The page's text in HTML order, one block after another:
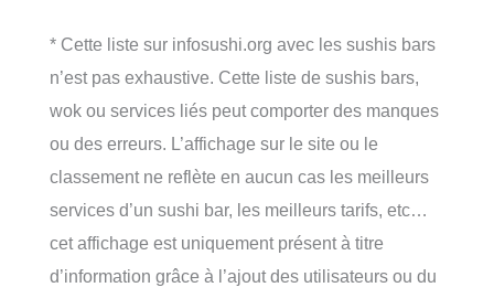
* Cette liste sur infosushi.org avec les sushis bars
n’est pas exhaustive. Cette liste de sushis bars,
wok ou services liés peut comporter des manques
ou des erreurs. L’affichage sur le site ou le
classement ne reflète en aucun cas les meilleurs
services d’un sushi bar, les meilleurs tarifs, etc…
cet affichage est uniquement présent à titre
d’information grâce à l’ajout des utilisateurs ou du